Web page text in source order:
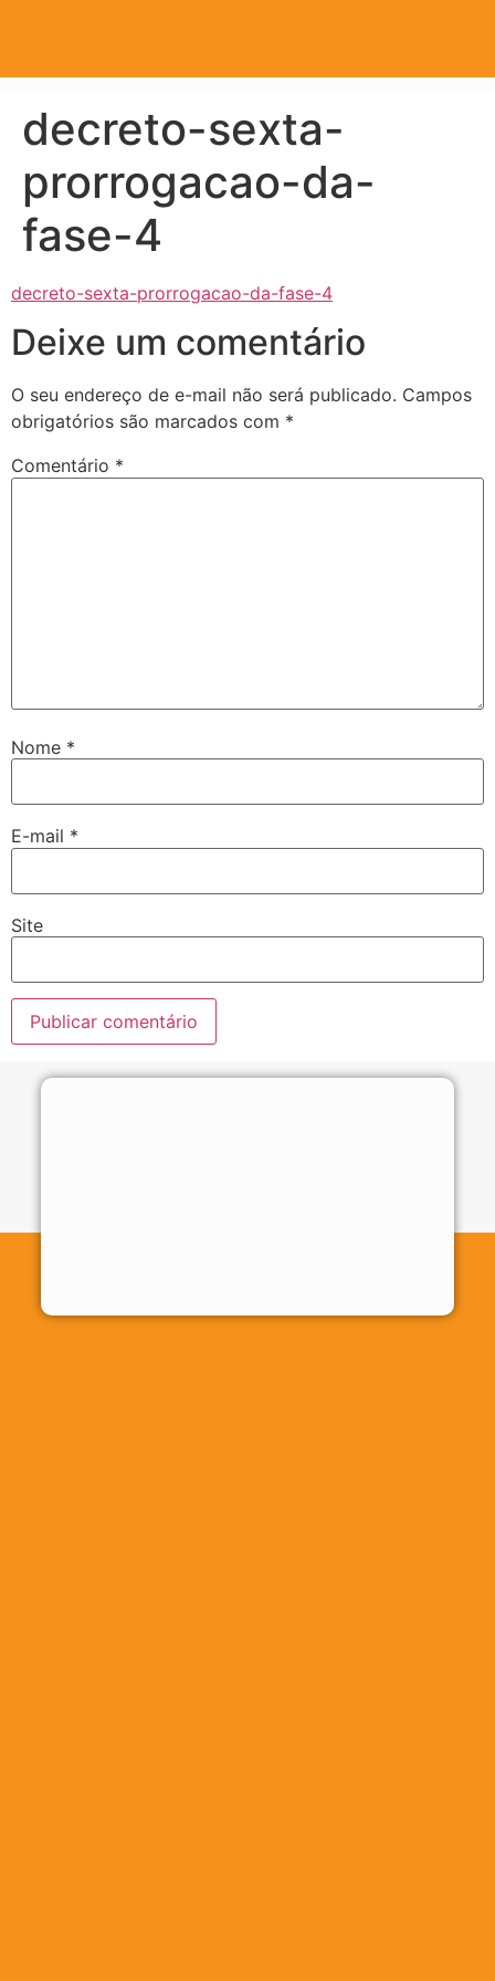
decreto-sexta-
prorrogacao-da-
fase-4
decreto-sexta-prorrogacao-da-fase-4
Deixe um comentário
O seu endereço de e-mail não será publicado. Campos
obrigatórios são marcados com *
Comentário *
Nome *
E-mail *
Site